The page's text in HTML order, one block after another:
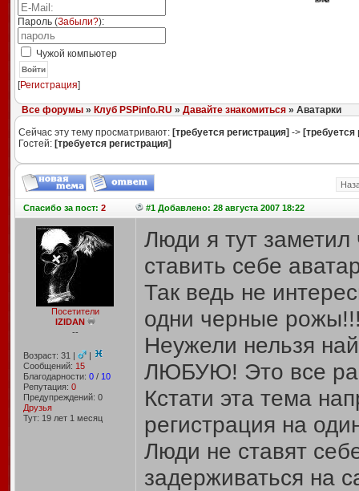
Пароль (Забыли?):
Чужой компьютер
Войти
[Регистрация]
Все форумы» Клуб PSPinfo.RU » Давайте знакомиться» Аватарки
Сейчас эту тему просматривают: [требуется регистрация] -> [требуется
Гостей: [требуется регистрация]
Спасибоза пост: 2 #1 Добавлено: 28 августа 2007 18:22
Посетители
IZIDAN
--
Возраст: 31 |
|
Сообщений: 15
Благодарности: 0/ 10
Репутация: 0
Предупреждений: 0
Друзья
Тут: 19 лет 1 месяц
Люди я тут
ставить себе
Так ведь не
одни черные
Неужели нельзя
ЛЮБУЮ! Это все
Кстати эта тема
регистрация на
Люди не ставят
задерживаться на